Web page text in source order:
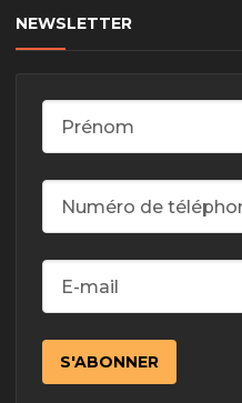
NEWSLETTER